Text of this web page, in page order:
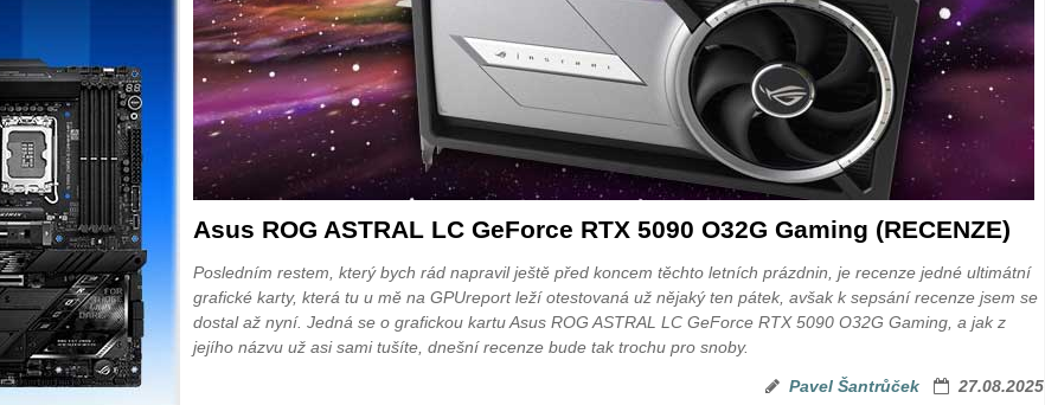
Asus ROG ASTRAL LC GeForce RTX 5090 O32G Gaming (RECENZE)
Posledním restem, který bych rád napravil ještě před koncem těchto letních prázdnin, je recenze jedné ultimátní
grafické karty, která tu u mě na GPUreport leží otestovaná už nějaký ten pátek, avšak k sepsání recenze jsem se
dostal až nyní. Jedná se o grafickou kartu Asus ROG ASTRAL LC GeForce RTX 5090 O32G Gaming, a jak z
jejího názvu už asi sami tušíte, dnešní recenze bude tak trochu pro snoby.
Pavel Šantrůček 27.08.2025